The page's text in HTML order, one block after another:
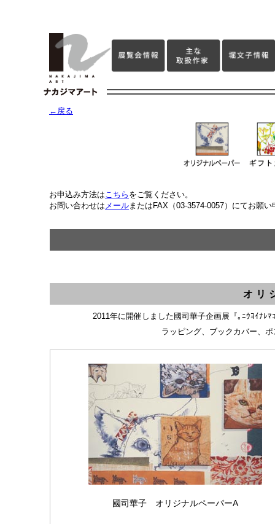
←戻る
お申込み方法はこちら をご覧ください。
お問い合わせは メールまたはFAX（03-3574-0057）にてお願
オリ
2011年に開催しました國司華子企画展『｡ﾆｳﾖｲﾅﾚ
ラッピング、ブックカバー、
國司華子 オリジナルペーパーA